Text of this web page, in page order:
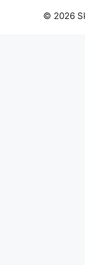
© 2026